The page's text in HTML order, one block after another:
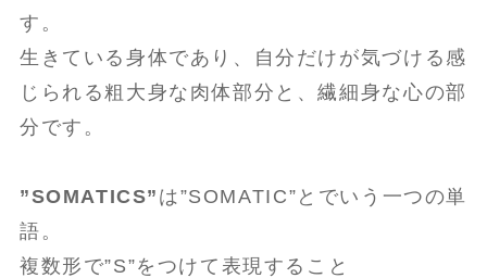
す。
生きている身体であり、自分だけが気づける感
じられる粗大身な肉体部分と、繊細身な心の部
分です。
”SOMATICS” は”SOMATIC”とでいう一つの単
語。
複数形で”S”をつけて表現すること